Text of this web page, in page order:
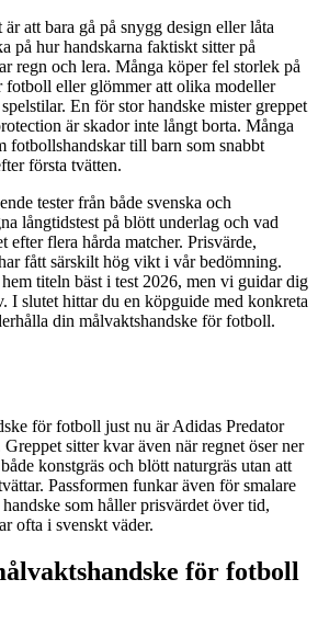
att bara gå på snygg design eller låta
på hur handskarna faktiskt sitter på
regn och lera. Många köper fel storlek på
fotboll eller glömmer att olika modeller
En för stor handske mister greppet
är skador inte långt borta. Många
fotbollshandskar till barn som snabbt
första tvätten.
tester från både svenska och
långtidstest på blött underlag och vad
efter flera hårda matcher. Prisvärde,
fått särskilt hög vikt i vår bedömning.
titeln bäst i test 2026, men vi guidar dig
I slutet hittar du en köpguide med konkreta
din målvaktshandske för fotboll.
för fotboll just nu är Adidas Predator
sitter kvar även när regnet öser ner
konstgräs och blött naturgräs utan att
Passformen funkar även för smalare
som håller prisvärdet över tid,
ofta i svenskt väder.
för fotboll